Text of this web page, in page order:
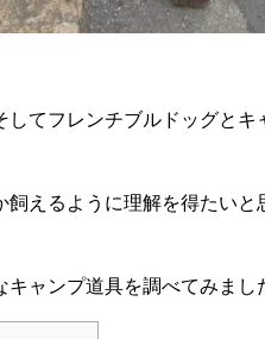
てフレンチブルドッグとキ
えるように理解を得たいと
ャンプ道具を調べてみまし